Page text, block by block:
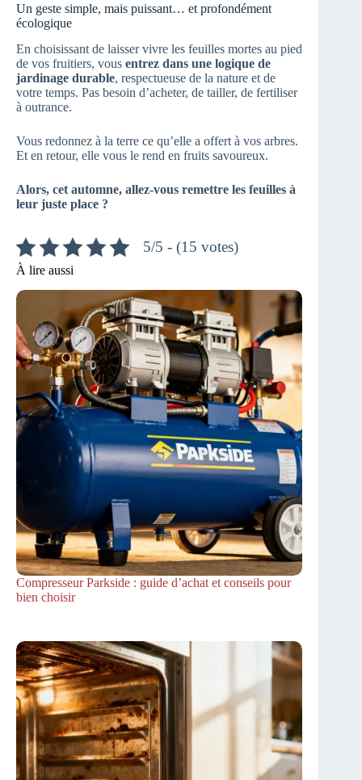
Un geste simple, mais puissant… et profondément
écologique
En choisissant de laisser vivre les feuilles mortes au pied
de vos fruitiers, vous entrez dans une logique de
jardinage durable, respectueuse de la nature et de
votre temps. Pas besoin d’acheter, de tailler, de fertiliser
à outrance.
Vous redonnez à la terre ce qu’elle a offert à vos arbres.
Et en retour, elle vous le rend en fruits savoureux.
Alors, cet automne, allez-vous remettre les feuilles à
leur juste place ?
5/5 - (15 votes)
À lire aussi
Compresseur Parkside : guide d’achat et conseils pour
bien choisir